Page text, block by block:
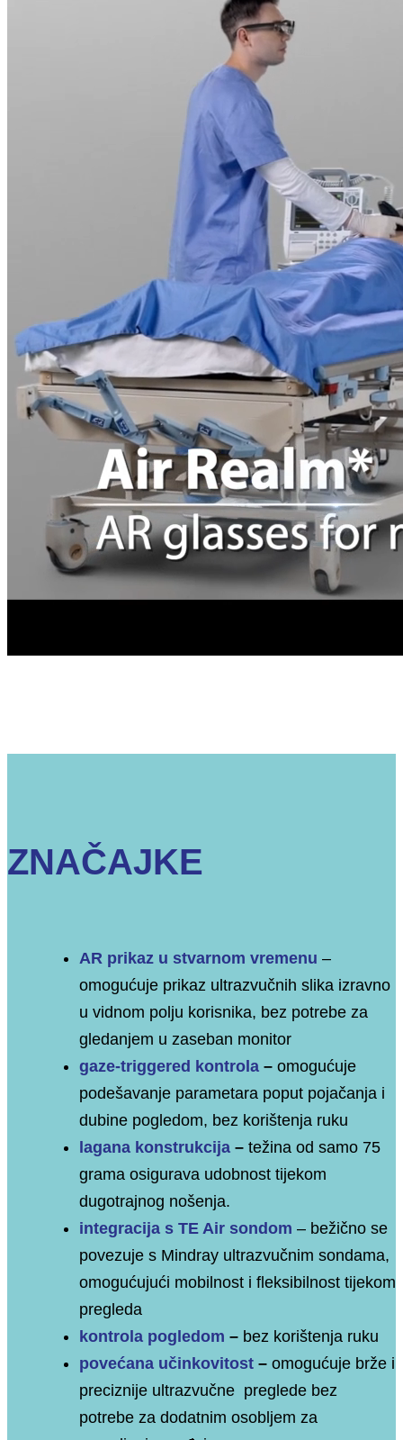
ZNAČAJKE
AR prikaz u stvarnom vremenu –
omogućuje prikaz ultrazvučnih slika izravno
u vidnom polju korisnika, bez potrebe za
gledanjem u zaseban monitor
gaze-triggered kontrola – omogućuje
podešavanje parametara poput pojačanja i
dubine pogledom, bez korištenja ruku
lagana konstrukcija – težina od samo 75
grama osigurava udobnost tijekom
dugotrajnog nošenja.
integracija s TE Air sondom – bežično se
povezuje s Mindray ultrazvučnim sondama,
omogućujući mobilnost i fleksibilnost tijekom
pregleda
kontrola pogledom – bez korištenja ruku
povećana učinkovitost – omogućuje brže i
preciznije ultrazvučne preglede bez
potrebe za dodatnim osobljem za